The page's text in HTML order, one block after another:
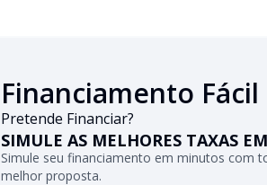
Financiamento Fácil
Pretende Financiar?
SIMULE AS MELHORES TAXAS
Simule seu financiamento em minutos com
melhor proposta.